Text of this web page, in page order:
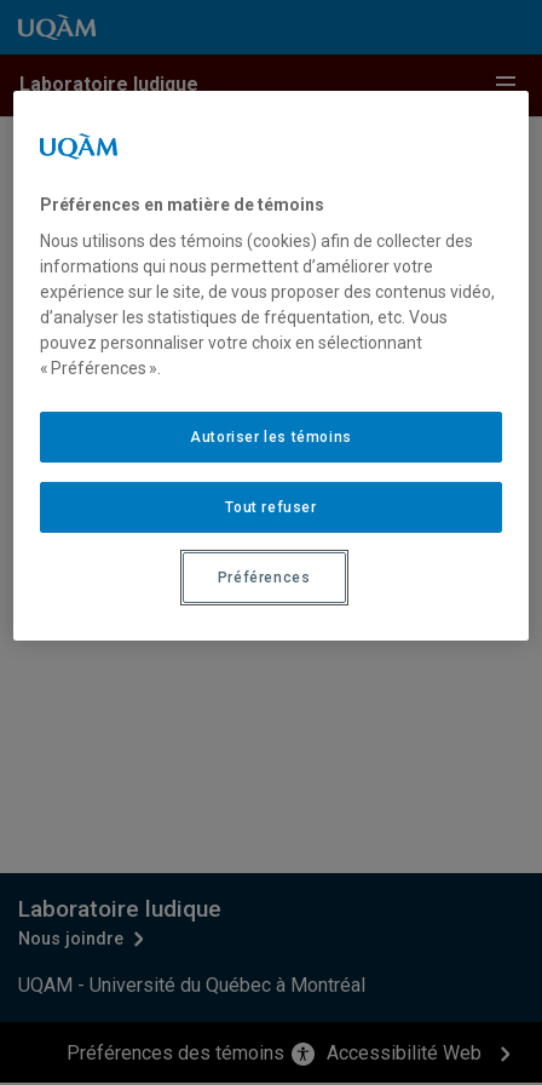
Passer au contenu
Accéder au menu principal
Accéder à la recherche
Passer au contenu
Accéder au menu principal
Laboratoire ludique Menu
Aucun résultat trouvé
UQAM - Université du Québec à Montréal
Laboratoire ludique
Nous joindre
Préférences des témoins Accessibilité Web
Préférences en matière de témoins
Nous utilisons des témoins (cookies) afin de collecter des
informations qui nous permettent d’améliorer votre
expérience sur le site, de vous proposer des contenus vidéo,
d’analyser les statistiques de fréquentation, etc. Vous
pouvez personnaliser votre choix en sélectionnant
« Préférences ».
Tout refuser
Autoriser les témoins
Préférences